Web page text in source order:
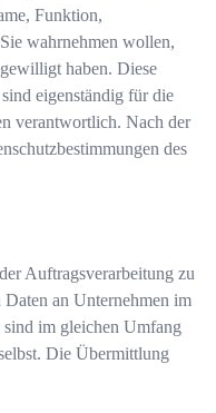
Funktion,
wahrnehmen wollen,
haben. Diese
eigenständig für die
verantwortlich. Nach der
des
Auftragsverarbeitung zu
an Unternehmen im
im gleichen Umfang
Die Übermittlung